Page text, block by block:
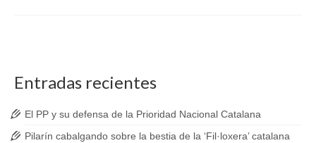
Entradas recientes
El PP y su defensa de la Prioridad Nacional Catalana
Pilarín cabalgando sobre la bestia de la ‘Fil·loxera’ catalana